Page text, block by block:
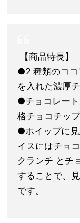
【商品特長】
●2 種類のココ
を入れた濃厚
●チョコレー
格チョコチッ
●ホイップに
イスにはチョ
クランチ とチ
することで、
です。